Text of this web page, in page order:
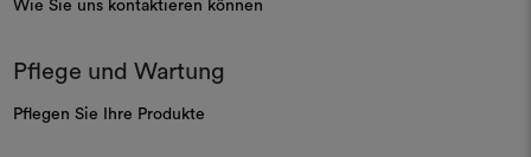
Wie Sie uns kontaktieren können
Pflege und Wartung
Pflegen Sie Ihre Produkte